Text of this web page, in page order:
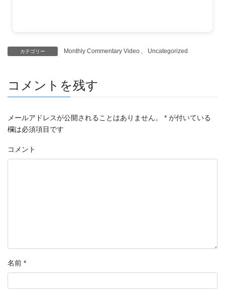
カテゴリー Monthly Commentary Video 、 Uncategorized
コメントを残す
メールアドレスが公開されることはありません。 * が付いている
欄は必須項目です
コメント
名前 *